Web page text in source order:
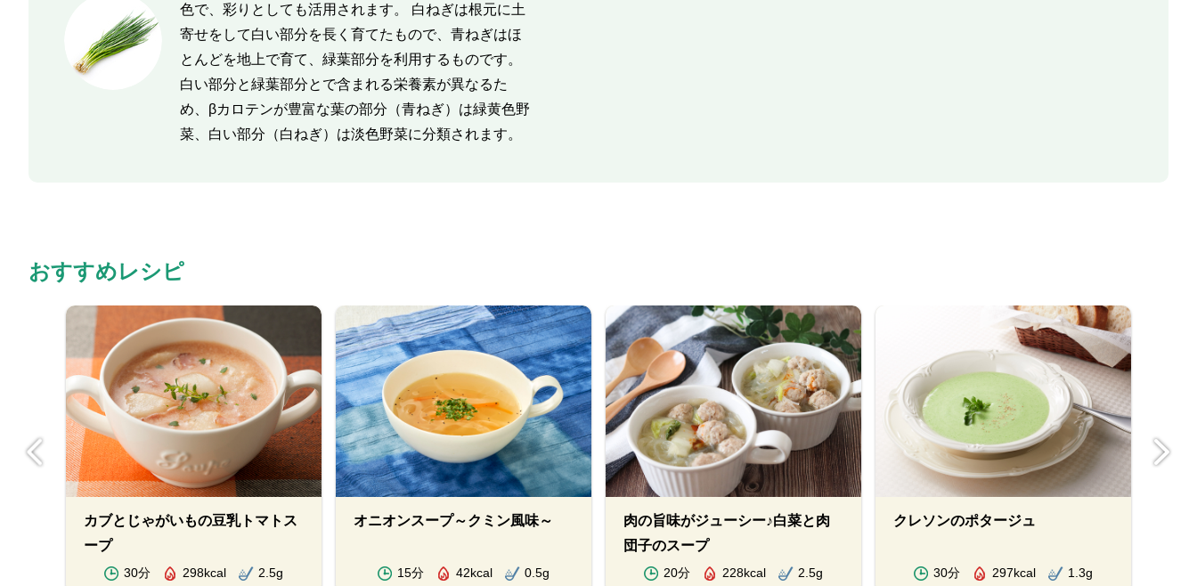
色で、彩りとしても活用されます。 白ねぎは根元に土
寄せをして白い部分を長く育てたもので、青ねぎはほ
とんどを地上で育て、緑葉部分を利用するものです。
白い部分と緑葉部分とで含まれる栄養素が異なるた
め、βカロテンが豊富な葉の部分（青ねぎ）は緑黄色野
菜、白い部分（白ねぎ）は淡色野菜に分類されます。
おすすめレシピ
カブとじゃがいもの豆乳トマトス
ープ
30分 298kcal 2.5g
オニオンスープ～クミン風味～
15分 42kcal 0.5g
肉の旨味がジューシー♪白菜と肉
団子のスープ
20分 228kcal 2.5g
クレソンのポタージュ
30分 297kcal 1.3g